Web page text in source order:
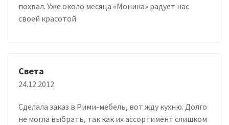
похвал. Уже около месяца «Моника» радует нас
своей красотой
Света
24.12.2012
Сделала заказ в Рими-мебель, вот жду кухню. Долго
не могла выбрать, так как их ассортимент слишком